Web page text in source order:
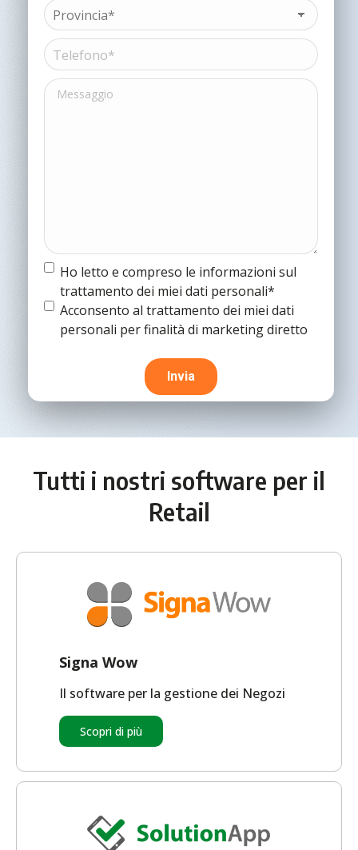
sociale*
(Obbligatorio)
Provincia*
(Obbligatorio)
Telefono*
(Obbligatorio)
Messaggio
Termine
condizioni
Ho letto e compreso le informazioni sul
trattamento dei miei dati personali*
Termine
condizioni
Acconsento al trattamento dei miei dati
personali per finalità di marketing diretto
Tutti i nostri software per il
Retail
Signa Wow
Il software per la gestione dei Negozi
Scopri di più